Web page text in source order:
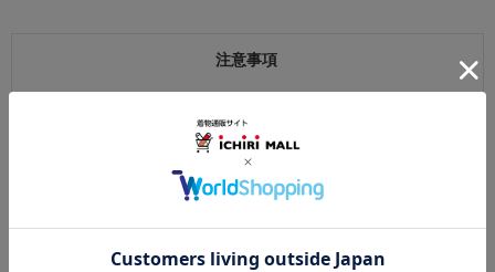
注意事項
返品にかかる送料は無料です。
ただし次に該当するものは返品をお受けできません。
・お客様の元で、傷または破損が生じた商品
ものではございません。あらかじめご了承ください。